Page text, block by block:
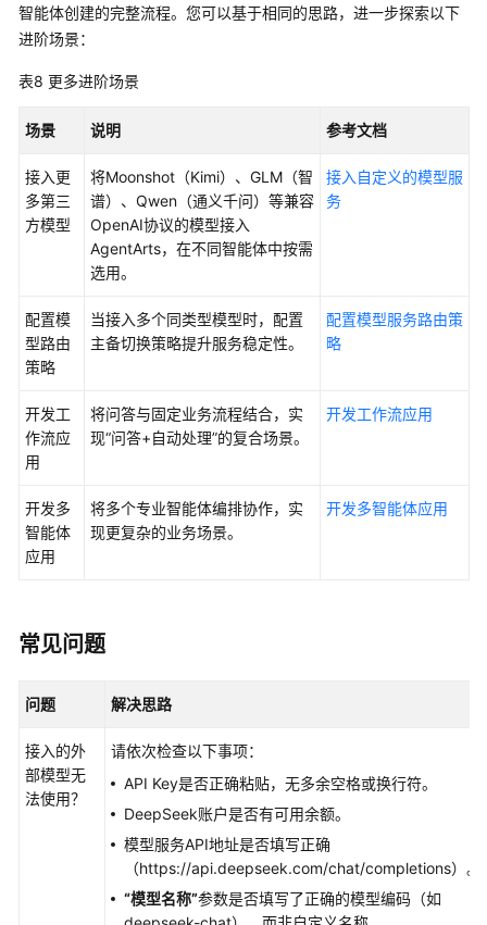
智能体创建的完整流程。您可以基于相同的思路，进一步探索以下
进阶场景：
表8 更多进阶场景
场景 说明 参考文档
接入更
多第三
方模型
将Moonshot（Kimi）、GLM（智
谱）、Qwen（通义千问）等兼容
OpenAI协议的模型接入
AgentArts，在不同智能体中按需
选用。
接入自定义的模型服
务
配置模
型路由
策略
当接入多个同类型模型时，配置
主备切换策略提升服务稳定性。
配置模型服务路由策
略
开发工
作流应
用
将问答与固定业务流程结合，实
现“问答+自动处理”的复合场景。
开发工作流应用
开发多
智能体
应用
将多个专业智能体编排协作，实
现更复杂的业务场景。
开发多智能体应用
常见问题
问题 解决思路
接入的外
部模型无
法使用？
请依次检查以下事项：
API Key是否正确粘贴，无多余空格或换行符。
DeepSeek账户是否有可用余额。
模型服务API地址是否填写正确
（https://api.deepseek.com/chat/completions）。
“模型名称”参数是否填写了正确的模型编码（如